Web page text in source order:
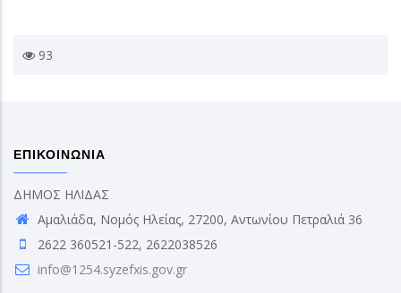
93
ΕΠΙΚΟΙΝΩΝΙΑ
ΔΗΜΟΣ ΗΛΙΔΑΣ
Αμαλιάδα, Νομός Ηλείας, 27200, Αντωνίου Πετραλιά 36
2622 360521-522, 2622038526
info@1254.syzefxis.gov.gr